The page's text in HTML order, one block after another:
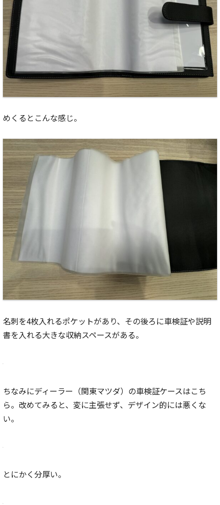
めくるとこんな感じ。
名刺を4枚入れるポケットがあり、その後ろに車検証や説明
書を入れる大きな収納スペースがある。
ちなみにディーラー（関東マツダ）の車検証ケースはこち
ら。改めてみると、変に主張せず、デザイン的には悪くな
い。
とにかく分厚い。